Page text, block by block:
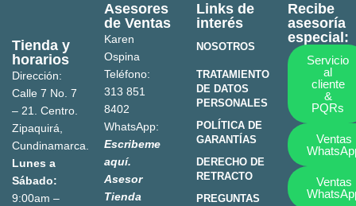
Tienda y
horarios
Dirección:
Calle 7 No. 7
– 21. Centro.
Zipaquirá,
Cundinamarca.
Lunes a
Sábado:
9:00am –
Asesores
de Ventas
Karen
Ospina
Teléfono:
313 851
8402
WhatsApp:
Escribeme
aquí.
Asesor
Tienda
Links de
interés
NOSOTROS
TRATAMIENTO
DE DATOS
PERSONALES
POLÍTICA DE
GARANTÍAS
DERECHO DE
RETRACTO
PREGUNTAS
Recibe
asesoría
especial:
Servicio
al
cliente
&
PQRs
Ventas
Ventas